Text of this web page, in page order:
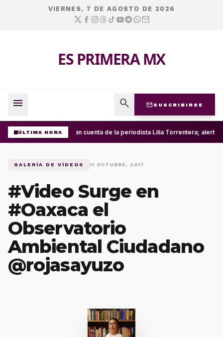
VIERNES, 7 DE AGOSTO DE 2026
ES PRIMERA MX
menu search mail SUSCRIBIRSE
ÚLTIMA HORA Roban cuenta de la periodista Lilia Torrentera;
GALERÍA DE VÍDEOS 11 OCTUBRE, 2017
#Video Surge en
#Oaxaca el
Observatorio
Ambiental Ciudadano
@rojasayuzo